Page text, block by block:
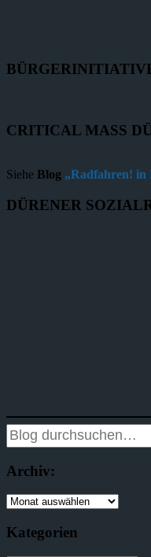
CRITICAL MASS
Siehe Blog „Radfahren! in
DÜRENER
Archiv:
Kategorien